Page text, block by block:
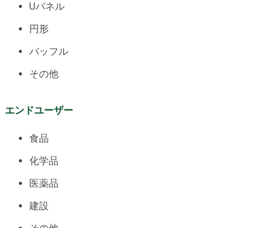
Uパネル
円形
バッフル
その他
エンドユーザー
食品
化学品
医薬品
建設